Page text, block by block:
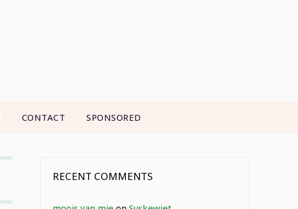
CONTACT SPONSORED
RECENT COMMENTS